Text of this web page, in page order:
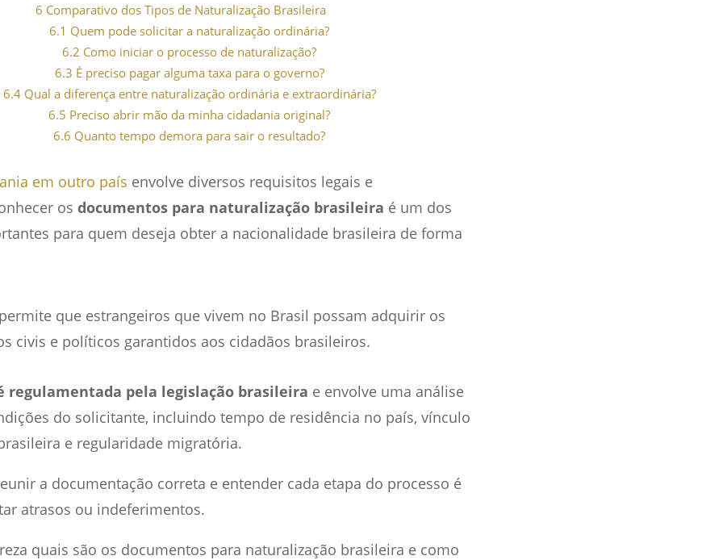
6 Comparativo dos Tipos de Naturalização Brasileira
6.1 Quem pode solicitar a naturalização ordinária?
6.2 Como iniciar o processo de naturalização?
6.3 É preciso pagar alguma taxa para o governo?
6.4Qual a diferença entre naturalização ordinária e extraordinária?
6.5 Preciso abrir mão da minha cidadania original?
6.6 Quanto tempo demora para sair o resultado?
em outro país envolve diversos requisitos legais e
os documentos para naturalização brasileira é um dos
para quem deseja obter a nacionalidade brasileira de forma
que estrangeiros que vivem no Brasil possam adquirir os
civis e políticos garantidos aos cidadãos brasileiros.
regulamentada pela legislação brasileira e envolve uma análise
do solicitante, incluindo tempo de residência no país, vínculo
e regularidade migratória.
a documentação correta e entender cada etapa do processo é
atrasos ou indeferimentos.
quais são os documentos para naturalização brasileira e como